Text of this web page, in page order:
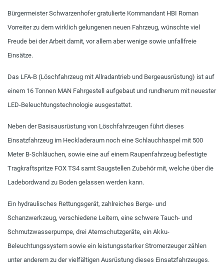
Bürgermeister Schwarzenhofer gratulierte Kommandant HBI Roman
Vorreiter zu dem wirklich gelungenen neuen Fahrzeug, wünschte viel
Freude bei der Arbeit damit, vor allem aber wenige sowie unfallfreie
Einsätze.
Das LFA-B (Löschfahrzeug mit Allradantrieb und Bergeausrüstung) ist auf
einem 16 Tonnen MAN Fahrgestell aufgebaut und rundherum mit neuester
LED-Beleuchtungstechnologie ausgestattet.
Neben der Basisausrüstung von Löschfahrzeugen führt dieses
Einsatzfahrzeug im Heckladeraum noch eine Schlauchhaspel mit 500
Meter B-Schläuchen, sowie eine auf einem Raupenfahrzeug befestigte
Tragkraftspritze FOX TS4 samt Saugstellen Zubehör mit, welche über die
Ladebordwand zu Boden gelassen werden kann.
Ein hydraulisches Rettungsgerät, zahlreiches Berge- und
Schanzwerkzeug, verschiedene Leitern, eine schwere Tauch- und
Schmutzwasserpumpe, drei Atemschutzgeräte, ein Akku-
Beleuchtungssystem sowie ein leistungsstarker Stromerzeuger zählen
unter anderem zu der vielfältigen Ausrüstung dieses Einsatzfahrzeuges.